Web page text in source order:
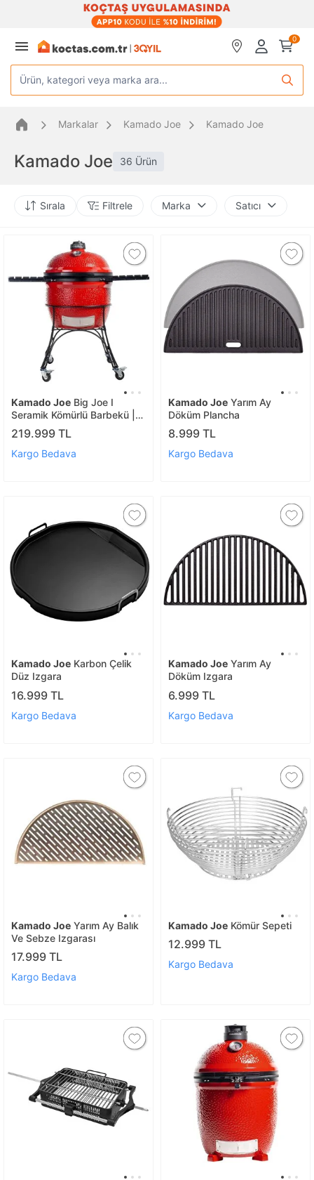
0
Ürün, kategori veya marka ara...
Markalar Kamado Joe Kamado Joe
Kamado Joe 36 Ürün
Sırala Filtrele Marka Satıcı
Kamado Joe Big Joe I
Seramik Kömürlü Barbekü |
Kömürlü Mangal
219.999 TL
Kargo Bedava
Kamado Joe Yarım Ay
Döküm Plancha
8.999 TL
Kargo Bedava
Kamado Joe Karbon Çelik
Düz Izgara
16.999 TL
Kargo Bedava
Kamado Joe Yarım Ay
Döküm Izgara
6.999 TL
Kargo Bedava
Kamado Joe Yarım Ay Balık
Ve Sebze Izgarası
17.999 TL
Kargo Bedava
Kamado Joe Kömür Sepeti
12.999 TL
Kargo Bedava